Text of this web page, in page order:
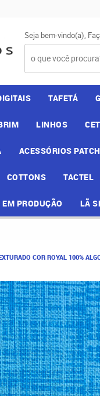
Seja bem-vindo(a),
TAFETÁ
LINHOS
ACESSÓRIOS
COTTONS TACTEL
EM PRODUÇÃO LÃ
COR ROYAL 100%